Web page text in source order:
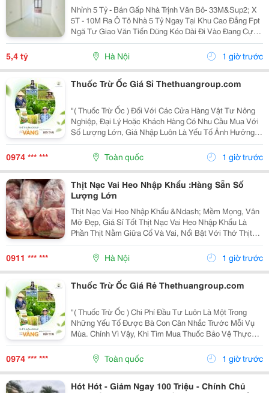
Nhỉnh 5 Tỷ - Bán Gấp Nhà Trịnh Văn Bô- 33M&Sup2; X
5T - 10M Ra Ô Tô Nhà 5 Tỷ Ngay Tại Khu Cao Đẳng Fpt
Ngã Tư Giao Văn Tiến Dũng Kéo Dài Đi Vào Đang Cực
Kỳ Đẹp. Căn Này Lại Có 5 Tầng, Gần Ô Tô, Gần Phố Và
5,4 tỷ Hà Nội 1 giờ trước
Thuốc Trừ Ốc Giá Sỉ Thethuangroup.com
"( Thuốc Trừ Ốc ) Đối Với Các Cửa Hàng Vật Tư Nông
Nghiệp, Đại Lý Hoặc Khách Hàng Có Nhu Cầu Mua Với
Số Lượng Lớn, Giá Nhập Luôn Là Yếu Tố Ảnh Hưởng
Trực Tiếp Đến Hiệu Quả Kinh Doanh. Tuy Nhiên, Một
Nguồn Hàng Tốt Không Chỉ Dừng Lại Ở Mức Giá
Cạnh...
0974 *** *** Toàn quốc 1 giờ trước
Thịt Nạc Vai Heo Nhập Khẩu :Hàng Sẵn Số
Lượng Lớn
Thịt Nạc Vai Heo Nhập Khẩu &Ndash; Mềm Mọng, Vân
Mỡ Đẹp, Giá Sỉ Tốt Thịt Nạc Vai Heo Nhập Khẩu Là
Phần Thịt Nằm Giữa Cổ Và Vai, Nổi Bật Với Thớ Thịt
Săn Chắc, Tỷ Lệ Nạc Cao Và Các Vân Mỡ Mảnh Phân
Bố Tự Nhiên . Sự Kết Hợp Hài Hòa Giữa Nạc Và Mỡ...
0911 *** *** Hà Nội 1 giờ trước
Thuốc Trừ Ốc Giá Rẻ Thethuangroup.com
"( Thuốc Trừ Ốc ) Chi Phí Đầu Tư Luôn Là Một Trong
Những Yếu Tố Được Bà Con Cân Nhắc Trước Mỗi Vụ
Mùa. Chính Vì Vậy, Khi Tìm Mua Thuốc Bảo Vệ Thực
Vật, Nhiều Người Thường Ưu Tiên Những Sản Phẩm
Có Mức Giá Hợp Lý Để Tiết Kiệm Ngân Sách. Tuy
Nhiên, Giá...
0974 *** *** Toàn quốc 1 giờ trước
Hót Hót - Giảm Ngay 100 Triệu - Chính Chủ